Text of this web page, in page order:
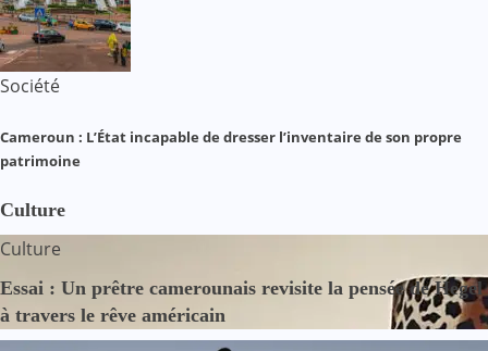
Société
Cameroun : L’État incapable de dresser l’inventaire de son propre
patrimoine
Culture
Culture
Essai : Un prêtre camerounais revisite la pensée de Hegel
à travers le rêve américain